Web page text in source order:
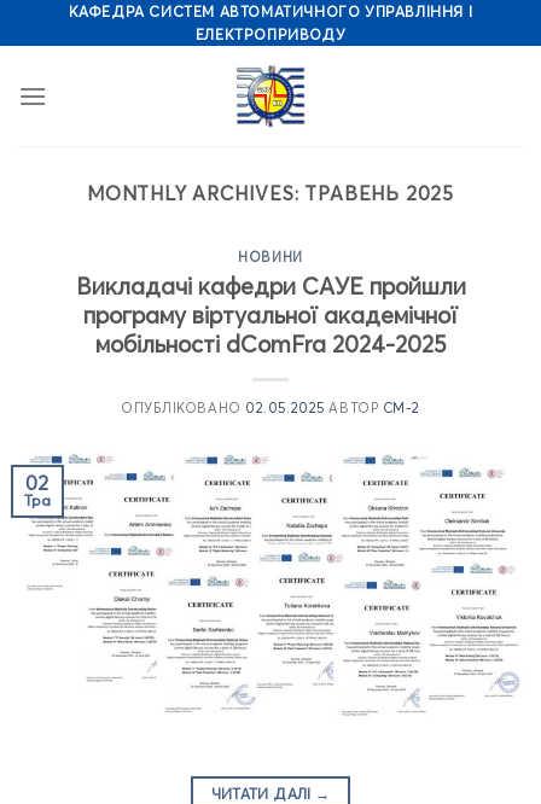
to
КАФЕДРА СИСТЕМ АВТОМАТИЧНОГО УПРАВЛІННЯ І
ЕЛЕКТРОПРИВОДУ
MONTHLY ARCHIVES: ТРАВЕНЬ 2025
НОВИНИ
Викладачі кафедри САУЕ пройшли
програму віртуальної академічної
мобільності dComFra 2024-2025
ОПУБЛІКОВАНО 02.05.2025 АВТОР CM-2
02
Тра
ЧИТАТИ ДАЛІ →